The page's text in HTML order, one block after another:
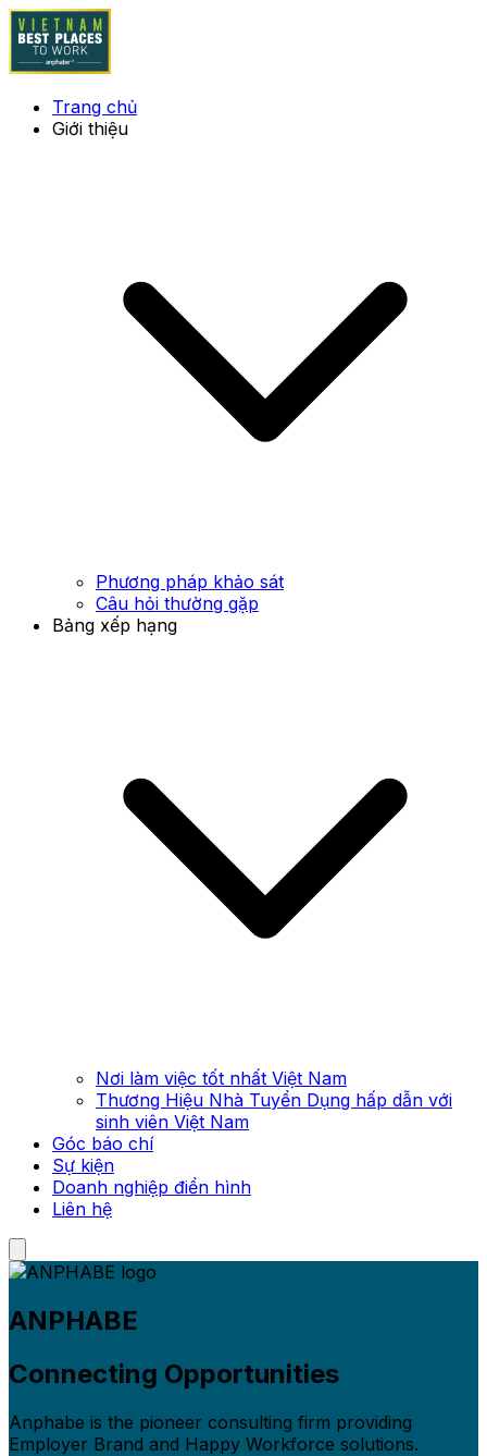
Trang chủ
Giới thiệu
Phương pháp khảo sát
Câu hỏi thường gặp
Bảng xếp hạng
Nơi làm việc tốt nhất Việt Nam
Thương Hiệu Nhà Tuyển Dụng hấp dẫn với
sinh viên Việt Nam
Góc báo chí
Sự kiện
Doanh nghiệp điển hình
Liên hệ
ANPHABE
Connecting Opportunities
Anphabe is the pioneer consulting firm providing
Employer Brand and Happy Workforce solutions.